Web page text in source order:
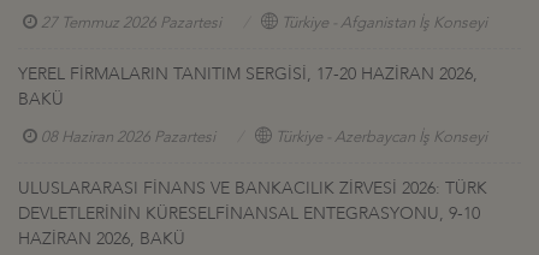
27 Temmuz 2026 Pazartesi Türkiye - Afganistan İş Konseyi
YEREL FİRMALARIN TANITIM SERGİSİ, 17-20 HAZİRAN 2026,
BAKÜ
08 Haziran 2026 Pazartesi Türkiye - Azerbaycan İş Konseyi
ULUSLARARASI FİNANS VE BANKACILIK ZİRVESİ 2026: TÜRK
DEVLETLERİNİN KÜRESELFİNANSAL ENTEGRASYONU, 9-10
HAZİRAN 2026, BAKÜ